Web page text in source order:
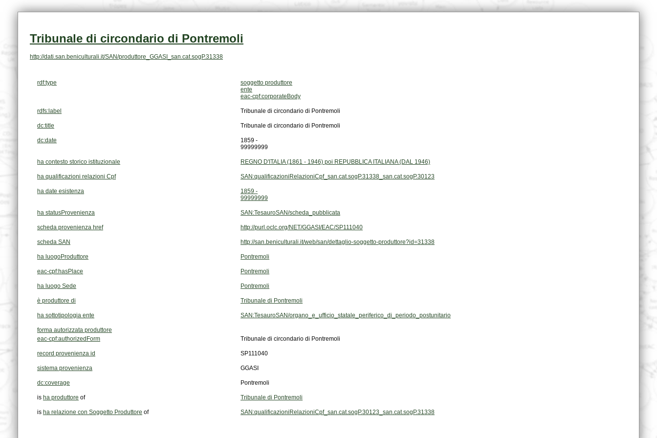
Tribunale di circondario di Pontremoli
http://dati.san.beniculturali.it/SAN/produttore_GGASI_san.cat.sogP.31338
rdf:type
soggetto produttore
ente
eac-cpf:corporateBody
rdfs:label Tribunale di circondario di Pontremoli
dc:title Tribunale di circondario di Pontremoli
dc:date
1859 -
99999999
ha contesto storico istituzionale REGNO D'ITALIA (1861 - 1946) poi REPUBBLICA ITALIANA (DAL 1946)
ha qualificazioni relazioni Cpf SAN:qualificazioniRelazioniCpf_san.cat.sogP.31338_san.cat.sogP.30123
ha date esistenza
1859 -
99999999
ha statusProvenienza SAN:TesauroSAN/scheda_pubblicata
scheda provenienza href http://purl.oclc.org/NET/GGASI/EAC/SP111040
scheda SAN http://san.beniculturali.it/web/san/dettaglio-soggetto-produttore?id=31338
ha luogoProduttore Pontremoli
eac-cpf:hasPlace Pontremoli
ha luogo Sede Pontremoli
è produttore di Tribunale di Pontremoli
ha sottotipologia ente SAN:TesauroSAN/organo_e_ufficio_statale_periferico_di_periodo_postunitario
forma autorizzata produttore
eac-cpf:authorizedForm
Tribunale di circondario di Pontremoli
record provenienza id SP111040
sistema provenienza GGASI
dc:coverage Pontremoli
is ha produttore of Tribunale di Pontremoli
is ha relazione con Soggetto Produttore of SAN:qualificazioniRelazioniCpf_san.cat.sogP.30123_san.cat.sogP.31338